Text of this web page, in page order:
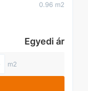
0.96 m2
Egyedi ár
m2